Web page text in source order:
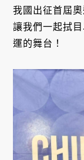
我國出征首屆
讓我們一起拭
運的舞台！